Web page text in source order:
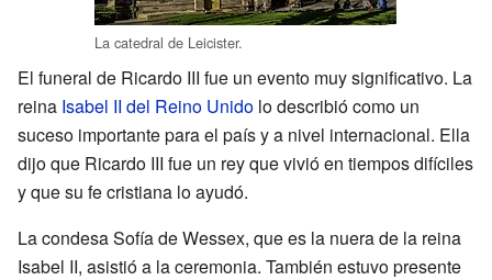
La catedral de Leicister.
El funeral de Ricardo III fue un evento muy significativo. La
reina Isabel II del Reino Unido lo describió como un
suceso importante para el país y a nivel internacional. Ella
dijo que Ricardo III fue un rey que vivió en tiempos difíciles
y que su fe cristiana lo ayudó.
La condesa Sofía de Wessex, que es la nuera de la reina
Isabel II, asistió a la ceremonia. También estuvo presente